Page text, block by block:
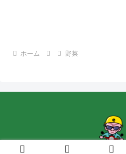
ホーム 野菜
Copyright © 2015-2026